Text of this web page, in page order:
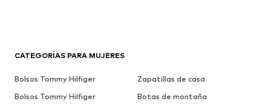
CATEGORÍAS PARA MUJERES
Bolsos Tommy Hilfiger
Zapatillas de casa
Bolsos Tommy Hilfiger
Botas de montaña